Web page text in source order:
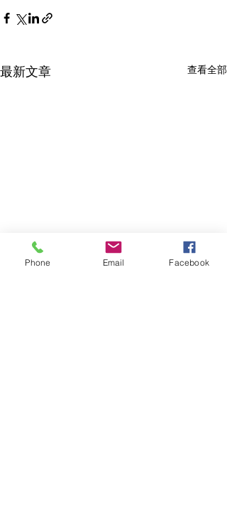
最新文章 查看全部
Phone Email Facebook